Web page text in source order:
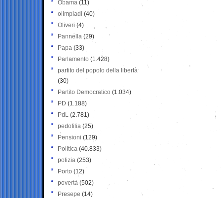
Obama (11)
olimpiadi (40)
Oliveri (4)
Pannella (29)
Papa (33)
Parlamento (1.428)
partito del popolo della libertà
(30)
Partito Democratico (1.034)
PD (1.188)
PdL (2.781)
pedofilia (25)
Pensioni (129)
Politica (40.833)
polizia (253)
Porto (12)
povertà (502)
Presepe (14)